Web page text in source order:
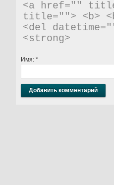
<a href=""
title=""> <b>
<del
<strong>
Имя: *